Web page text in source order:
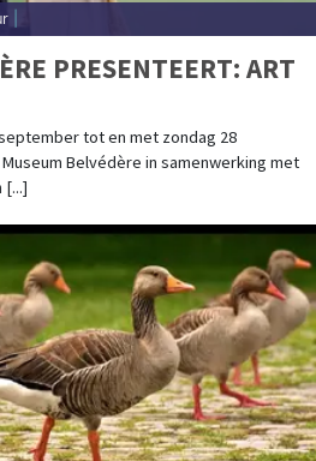
PRESENTEERT: ART
september tot en met zondag 28
Belvédère in samenwerking met
[...]